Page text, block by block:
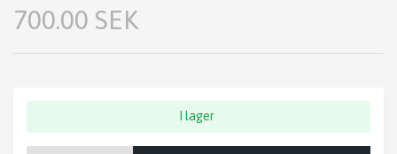
700.00 SEK
I lager